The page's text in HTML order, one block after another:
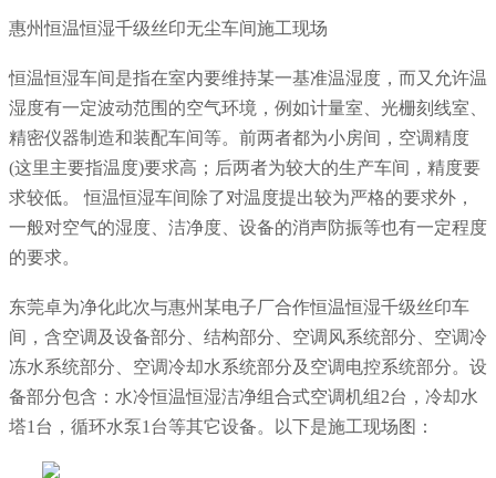
惠州恒温恒湿千级丝印无尘车间施工现场
恒温恒湿车间是指在室内要维持某一基准温湿度，而又允许温
湿度有一定波动范围的空气环境，例如计量室、光栅刻线室、
精密仪器制造和装配车间等。前两者都为小房间，空调精度
(这里主要指温度)要求高；后两者为较大的生产车间，精度要
求较低。 恒温恒湿车间除了对温度提出较为严格的要求外，
一般对空气的湿度、洁净度、设备的消声防振等也有一定程度
的要求。
东莞卓为净化此次与惠州某电子厂合作恒温恒湿千级丝印车
间，含空调及设备部分、结构部分、空调风系统部分、空调冷
冻水系统部分、空调冷却水系统部分及空调电控系统部分。设
备部分包含：水冷恒温恒湿洁净组合式空调机组2台，冷却水
塔1台，循环水泵1台等其它设备。以下是施工现场图：